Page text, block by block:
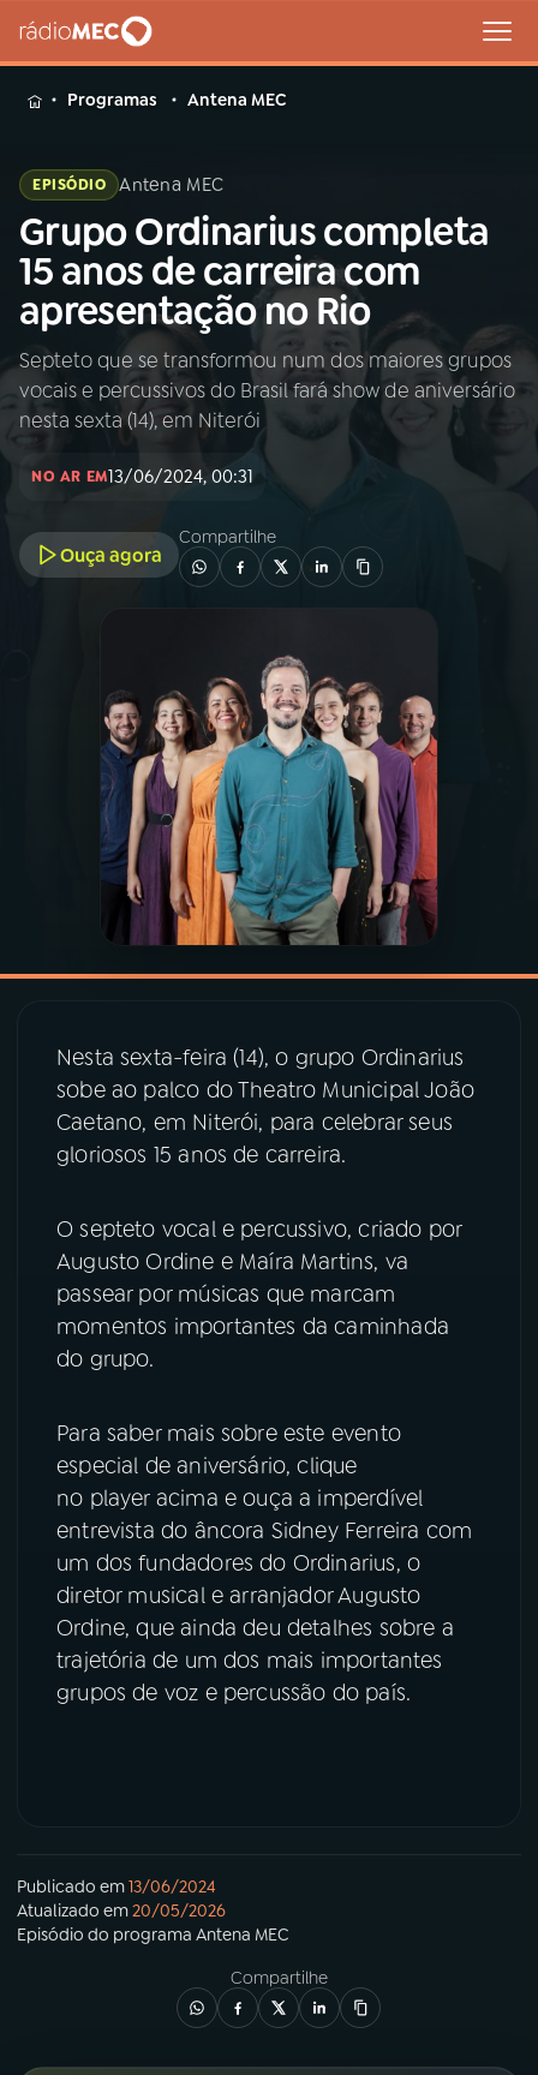
MENU
Buscar
na
Rádio
MEC
Buscar
Início AO VIVO
INÍCIO
PODCASTS
VIDEOCASTS
ÚLTIMAS
YouTube Facebook
Programas Antena MEC
EPISÓDIO Antena MEC
Grupo Ordinarius completa
15 anos de carreira com
apresentação no Rio
Septeto que se transformou num dos maiores grupos
vocais e percussivos do Brasil fará show de aniversário
nesta sexta (14), em Niterói
NO AR EM13/06/2024, 00:31
Ouça agora
Compartilhe
Nesta sexta-feira (14), o grupo Ordinarius
sobe ao palco do Theatro Municipal João
Caetano, em Niterói, para celebrar seus
gloriosos 15 anos de carreira.
O septeto vocal e percussivo, criado por
Augusto Ordine e Maíra Martins, va
passear por músicas que marcam
momentos importantes da caminhada
do grupo.
Para saber mais sobre este evento
especial de aniversário, clique
no player acima e ouça a imperdível
entrevista do âncora Sidney Ferreira com
um dos fundadores do Ordinarius, o
diretor musical e arranjador Augusto
Ordine, que ainda deu detalhes sobre a
trajetória de um dos mais importantes
grupos de voz e percussão do país.
Publicado em13/06/2024
Atualizado em20/05/2026
Episódio do programa Antena MEC
Compartilhe